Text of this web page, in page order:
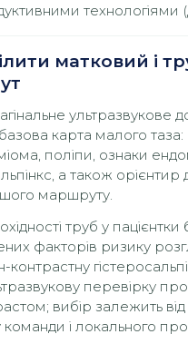
технологіями
матковий і
ультразвукове
карта малого таза:
поліпи, ознаки
а також орієнтир
маршруту.
труб у пацієнтки
факторів ризику
контрастну
перевірку
вибір залежить від
команди і локального